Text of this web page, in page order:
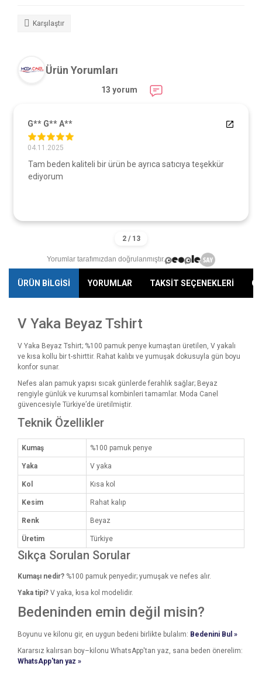
Karşılaştır
Ürün Yorumları
13 yorum
G** G** A**
04.11.2025
Tam beden kaliteli bir ürün be ayrıca satıcıya teşekkür
ediyorum
Yorumlar tarafımızdan doğrulanmıştır.
ÜRÜN BİLGİSİ YORUMLAR TAKSİT SEÇENEKLERİ
V Yaka Beyaz Tshirt
V Yaka Beyaz Tshirt; %100 pamuk penye kumaştan üretilen, V yakalı
ve kısa kollu bir t-shirttir. Rahat kalıbı ve yumuşak dokusuyla gün boyu
konfor sunar.
Nefes alan pamuk yapısı sıcak günlerde ferahlık sağlar; Beyaz
rengiyle günlük ve kurumsal kombinleri tamamlar. Moda Canel
güvencesiyle Türkiye’de üretilmiştir.
Teknik Özellikler
Kumaş %100 pamuk penye
Yaka V yaka
Kol Kısa kol
Kesim Rahat kalıp
Renk Beyaz
Üretim Türkiye
Sıkça Sorulan Sorular
Kumaşı nedir? %100 pamuk penyedir; yumuşak ve nefes alır.
Yaka tipi? V yaka, kısa kol modelidir.
Bedeninden emin değil misin?
Boyunu ve kilonu gir, en uygun bedeni birlikte bulalım: Bedenini Bul »
Kararsız kalırsan boy–kilonu WhatsApp'tan yaz, sana beden önerelim:
WhatsApp'tan yaz »